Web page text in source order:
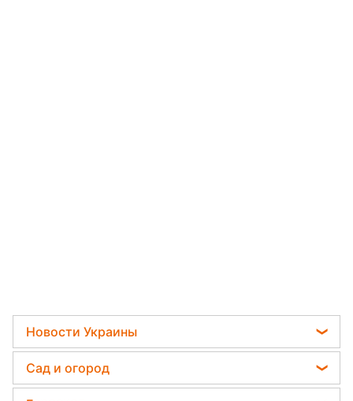
Новости Украины
Телеграм новости Украины
Пенсии в Украине
Сад и огород